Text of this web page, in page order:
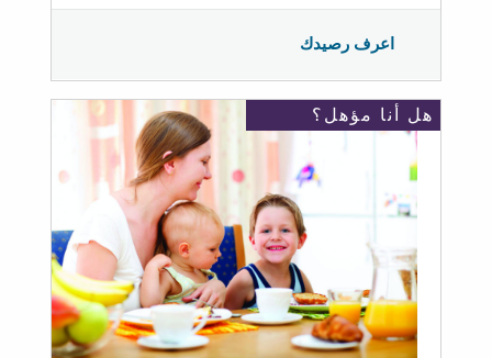
اعرف رصيدك
هل أنا مؤهل؟